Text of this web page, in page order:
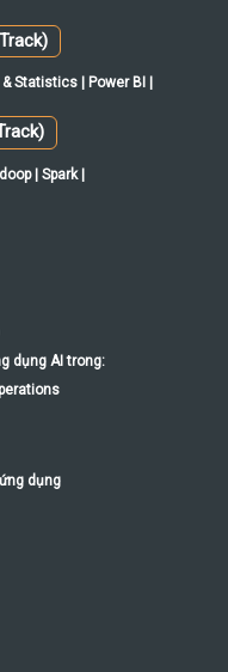
Statistics | Power BI |
| Spark |
dụng AI trong:
dụng